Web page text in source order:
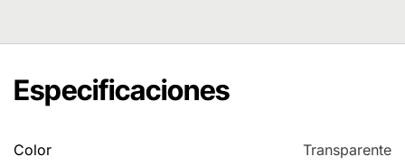
Especificaciones
Color Transparente